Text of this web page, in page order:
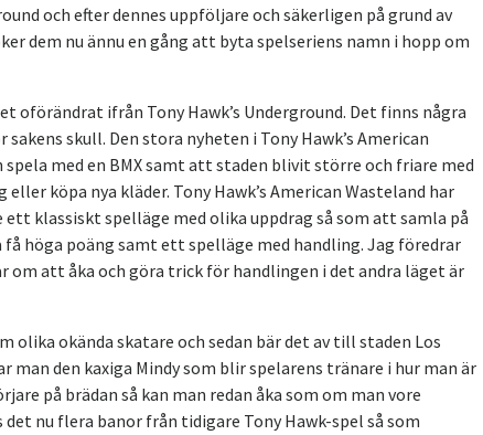
och efter dennes uppföljare och säkerligen på grund av
dem nu ännu en gång att byta spelseriens namn i hopp om
ifrån Tony Hawk’s Underground. Det finns några
skull. Den stora nyheten i Tony Hawk’s American
med en BMX samt att staden blivit större och friare med
köpa nya kläder. Tony Hawk’s American Wasteland har
klassiskt spelläge med olika uppdrag så som att samla på
höga poäng samt ett spelläge med handling. Jag föredrar
om att åka och göra trick för handlingen i det andra läget är
olika okända skatare och sedan bär det av till staden Los
man den kaxiga Mindy som blir spelarens tränare i hur man är
på brädan så kan man redan åka som om man vore
nu flera banor från tidigare Tony Hawk-spel så som